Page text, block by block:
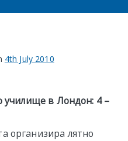
София
4th July 2010
училище в Лондон: 4 –
организира лятно